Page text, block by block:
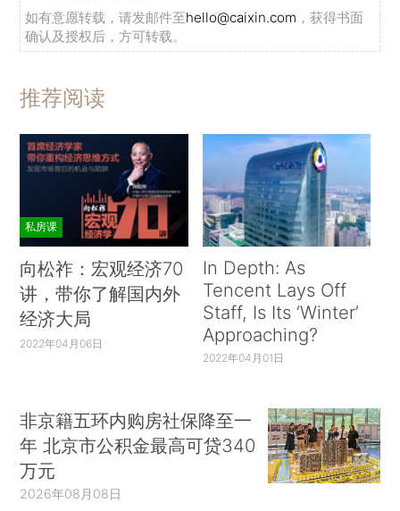
如有意愿转载，请发邮件至hello@caixin.com ，获得书面
确认及授权后，方可转载。
推荐阅读
私房课
向松祚：宏观经济70
讲，带你了解国内外
经济大局
2022年04月06日
In Depth: As
Tencent Lays Off
Staff, Is Its ‘Winter’
Approaching?
2022年04月01日
非京籍五环内购房社保降至一
年 北京市公积金最高可贷340
万元
2026年08月08日